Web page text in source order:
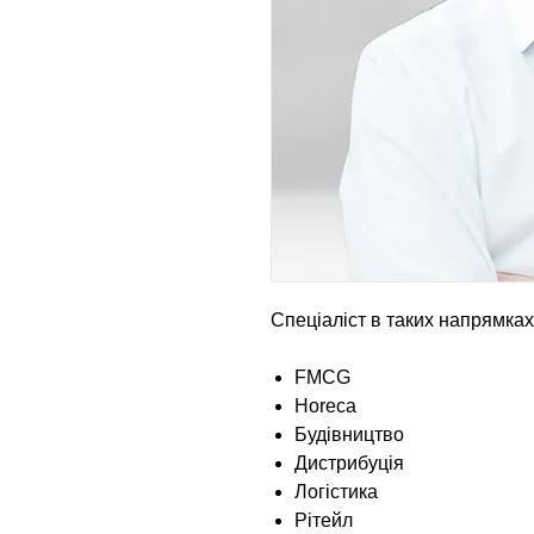
Спеціаліст в таких
FMCG
Horeca
Будівництво
Дистрибуція
Логістика
Рітейл